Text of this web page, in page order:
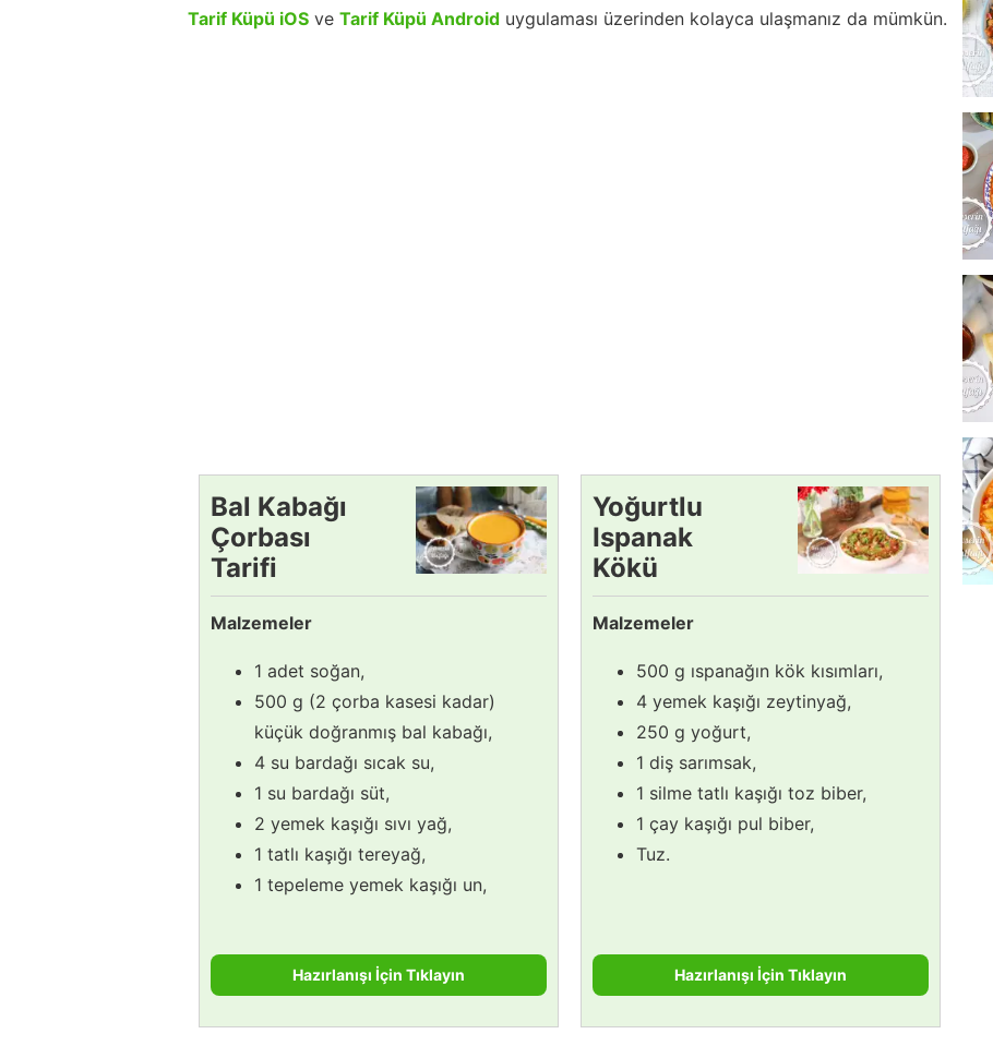
Tarif Küpü iOS ve Tarif Küpü Android uygulaması üzerinden kolayca ulaşmanız da mümkün.
Bal Kabağı
Çorbası
Tarifi
Malzemeler
1 adet soğan,
500 g (2 çorba kasesi kadar)
küçük doğranmış bal kabağı,
4 su bardağı sıcak su,
1 su bardağı süt,
2 yemek kaşığı sıvı yağ,
1 tatlı kaşığı tereyağ,
1 tepeleme yemek kaşığı un,
Hazırlanışı İçin Tıklayın
Yoğurtlu
Ispanak
Kökü
Salatası
Tarifi
Malzemeler
500 g ıspanağın kök kısımları,
4 yemek kaşığı zeytinyağ,
250 g yoğurt,
1 diş sarımsak,
1 silme tatlı kaşığı toz biber,
1 çay kaşığı pul biber,
Tuz.
Hazırlanışı İçin Tıklayın